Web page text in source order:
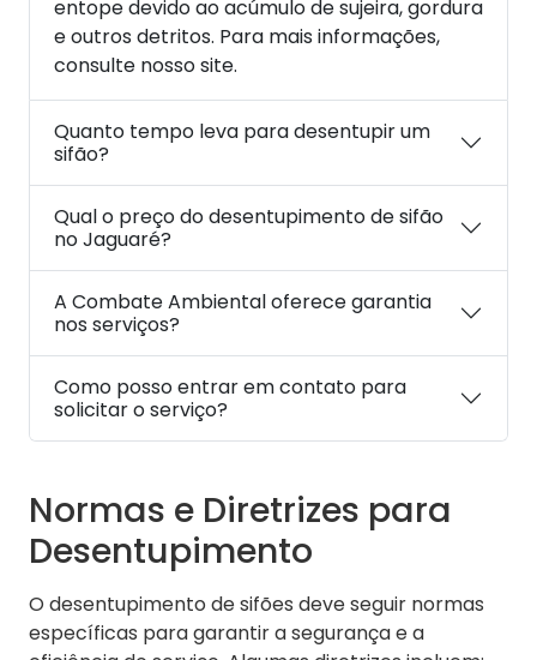
entope devido ao acúmulo de sujeira, gordura
e outros detritos. Para mais informações,
consulte nosso site.
Quanto tempo leva para desentupir um
sifão?
Qual o preço do desentupimento de sifão
no Jaguaré?
A Combate Ambiental oferece garantia
nos serviços?
Como posso entrar em contato para
solicitar o serviço?
Normas e Diretrizes para
Desentupimento
O desentupimento de sifões deve seguir normas
específicas para garantir a segurança e a